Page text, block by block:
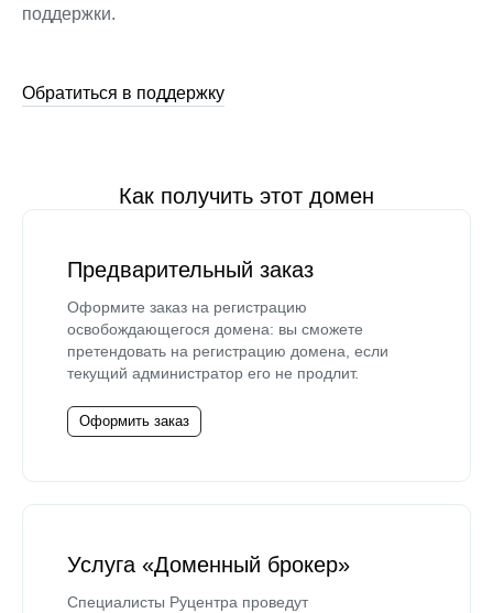
поддержки.
Обратиться в поддержку
Как получить этот домен
Предварительный заказ
Оформите заказ на регистрацию
освобождающегося домена: вы сможете
претендовать на регистрацию домена, если
текущий администратор его не продлит.
Оформить заказ
Услуга «Доменный брокер»
Специалисты Руцентра проведут